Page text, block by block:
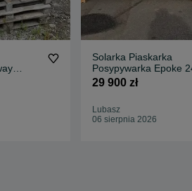
Stratos
Solarka Piaskarka
Posypywarka Epoke
Igloo Schmidt Stratos
29 900 zł
Lubasz
06 sierpnia 2026